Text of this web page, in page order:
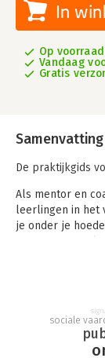
In
Op voorraad
Vandaag
Gratis
Samenvatting
De praktijkgids
Als mentor en
leerlingen in het
je onder je
makkelijk
is niet alleen
Aan de hand
sociale